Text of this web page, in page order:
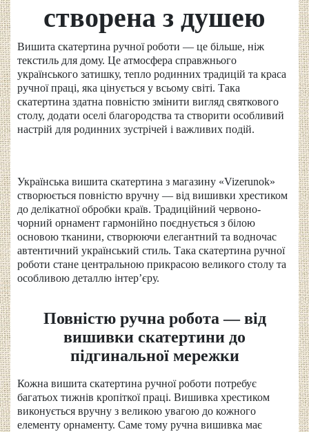
створена з душею
Вишита скатертина ручної роботи — це більше, ніж
текстиль для дому. Це атмосфера справжнього
українського затишку, тепло родинних традицій та краса
ручної праці, яка цінується у всьому світі. Така
скатертина здатна повністю змінити вигляд святкового
столу, додати оселі благородства та створити особливий
настрій для родинних зустрічей і важливих подій.
Українська вишита скатертина з магазину «Vizerunok»
створюється повністю вручну — від вишивки хрестиком
до делікатної обробки країв. Традиційний червоно-
чорний орнамент гармонійно поєднується з білою
основою тканини, створюючи елегантний та водночас
автентичний український стиль. Така скатертина ручної
роботи стане центральною прикрасою великого столу та
особливою деталлю інтер’єру.
Повністю ручна робота — від
вишивки скатертини до
підгинальної мережки
Кожна вишита скатертина ручної роботи потребує
багатьох тижнів кропіткої праці. Вишивка хрестиком
виконується вручну з великою увагою до кожного
елементу орнаменту. Саме тому ручна вишивка має